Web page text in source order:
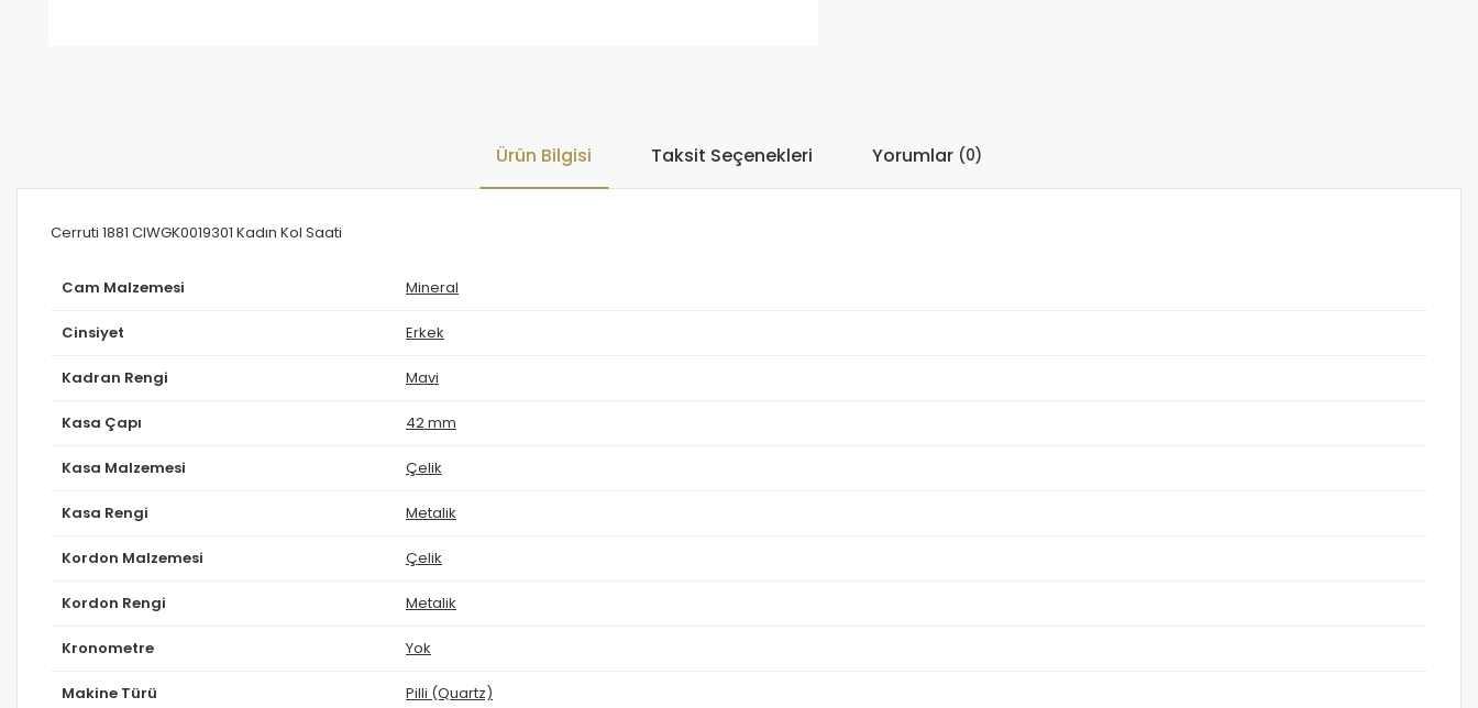
Ürün Bilgisi Taksit Seçenekleri Yorumlar (0)
Cerruti 1881 CIWGK0019301 Kadın Kol Saati
Cam Malzemesi Mineral
Cinsiyet Erkek
Kadran Rengi Mavi
Kasa Çapı 42 mm
Kasa Malzemesi Çelik
Kasa Rengi Metalik
Kordon Malzemesi Çelik
Kordon Rengi Metalik
Kronometre Yok
Makine Türü Pilli (Quartz)